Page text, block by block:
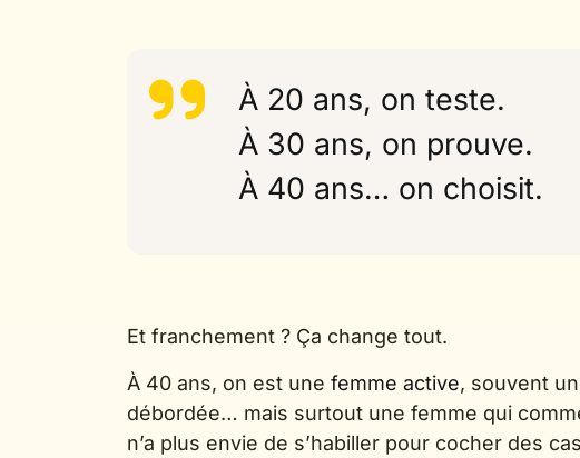
À 20 ans, on teste.
À 30 ans, on prouve.
À 40 ans… on choisit.
Et franchement ? Ça change tout.
À 40 ans, on est une femme active, souvent
débordée… mais surtout une femme qui
n’a plus envie de s’habiller pour cocher des